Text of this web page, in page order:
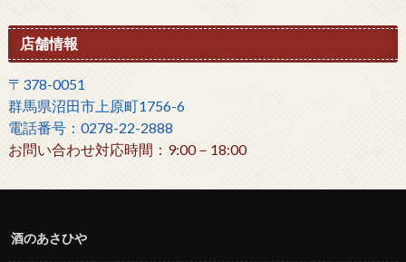
店舗情報
〒378-0051
群馬県沼田市上原町1756-6
電話番号：0278-22-2888
お問い合わせ対応時間：9:00－18:00
酒のあさひや